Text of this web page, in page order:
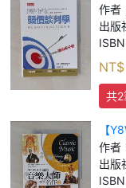
成交
作者
出版
ISBN
NT$
共2
【
麗雯
作者
出版
ISBN